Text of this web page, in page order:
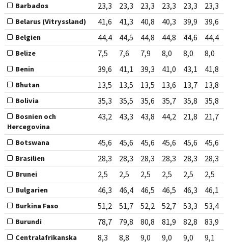
Barbados 23,3 23,3 23,3 23,3 23,3 23,3
Belarus (Vitryssland) 41,6 41,3 40,8 40,3 39,9 39,6
Belgien 44,4 44,5 44,8 44,8 44,6 44,4
Belize 7,5 7,6 7,9 8,0 8,0 8,0
Benin 39,6 41,1 39,3 41,0 43,1 41,8
Bhutan 13,5 13,5 13,5 13,6 13,7 13,8
Bolivia 35,3 35,5 35,6 35,7 35,8 35,8
Bosnien och
Hercegovina
43,2 43,3 43,8 44,2 21,8 21,7
Botswana 45,6 45,6 45,6 45,6 45,6 45,6
Brasilien 28,3 28,3 28,3 28,3 28,3 28,3
Brunei 2,5 2,5 2,5 2,5 2,5 2,5
Bulgarien 46,3 46,4 46,5 46,5 46,3 46,1
Burkina Faso 51,2 51,7 52,2 52,7 53,3 53,4
Burundi 78,7 79,8 80,8 81,9 82,8 83,9
Centralafrikanska
8,3 8,8 9,0 9,0 9,0 9,1